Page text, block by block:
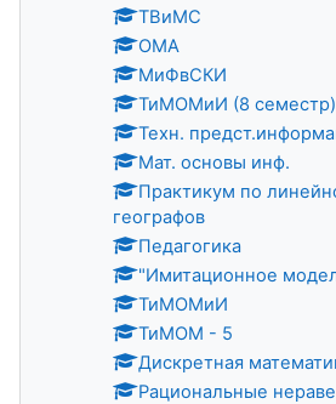
ТВиМС
ОМА
МиФвСКИ
ТиМОМиИ (8 семестр)
Техн.
Мат. основы инф.
Практикум по
географов
Педагогика
"Имитационное
ТиМОМиИ
ТиМОМ - 5
Дискретная
Рациональные